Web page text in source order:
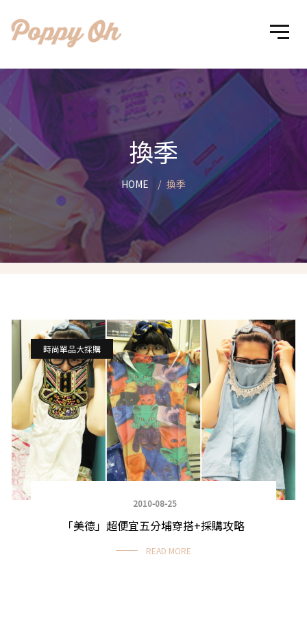
換季
HOME 換季
時尚單品大採購
2010-08-25
「美德」超便宜五分埔穿搭+採購攻略
READ MORE